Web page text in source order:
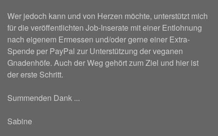
Wer jedoch kann und von Herzen möchte, unterstützt mich
für die veröffentlichten Job-Inserate mit einer Entlohnung
nach eigenem Ermessen und/oder gerne einer Extra-
Spende per PayPal zur Unterstützung der veganen
Gnadenhöfe. Auch der Weg gehört zum Ziel und hier ist
der erste Schritt.
Summenden Dank ...
Sabine